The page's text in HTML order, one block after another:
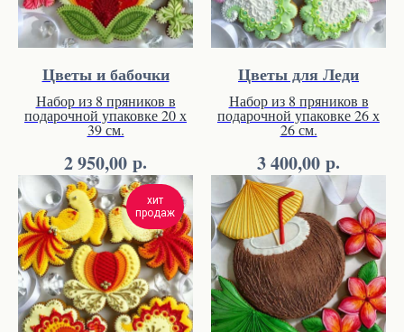
Цветы и бабочки
Набор из 8 пряников в
подарочной упаковке 20 х
39 см.
2 950,00 р.
Цветы для Леди
Набор из 8 пряников в
подарочной упаковке 26 х
26 см.
3 400,00 р.
хит
продаж